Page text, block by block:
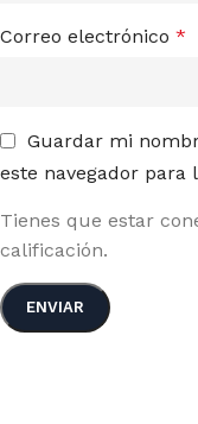
Correo electrónico *
Guardar mi
este navegador para
Tienes que estar
calificación.